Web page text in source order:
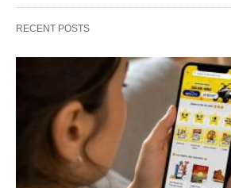
RECENT POSTS